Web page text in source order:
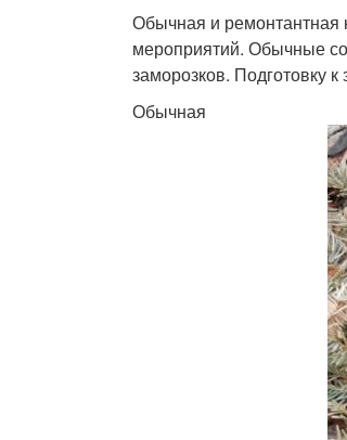
Обычная и ремонтантная
мероприятий. Обычные
заморозков. Подготовку
Обычная